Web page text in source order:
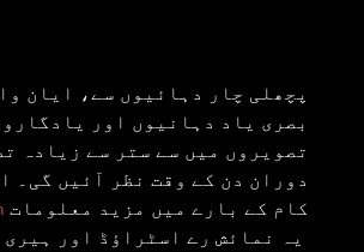
پچھلی چار دہائیوں سے، ایان
بصری یاد دہانیوں اور
تصویروں میں سے ستر سے زیادہ
دوران دن کے وقت نظر آئیں گی۔
کام کے بارے میں مزید معلومات
یہ نمائش رے اسٹراؤڈ اور